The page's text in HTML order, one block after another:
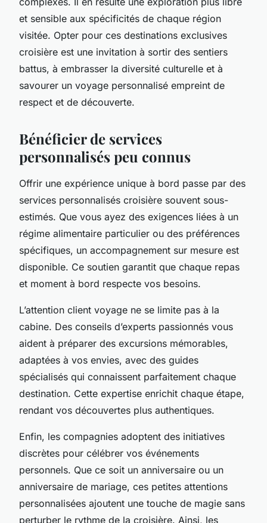
et sensible aux spécificités de chaque région
visitée. Opter pour ces destinations exclusives
croisière est une invitation à sortir des sentiers
battus, à embrasser la diversité culturelle et à
savourer un voyage personnalisé empreint de
respect et de découverte.
Bénéficier de services
personnalisés peu connus
Offrir une expérience unique à bord passe par des
services personnalisés croisière souvent sous-
estimés. Que vous ayez des exigences liées à un
régime alimentaire particulier ou des préférences
spécifiques, un accompagnement sur mesure est
disponible. Ce soutien garantit que chaque repas
et moment à bord respecte vos besoins.
L’attention client voyage ne se limite pas à la
cabine. Des conseils d’experts passionnés vous
aident à préparer des excursions mémorables,
adaptées à vos envies, avec des guides
spécialisés qui connaissent parfaitement chaque
destination. Cette expertise enrichit chaque étape,
rendant vos découvertes plus authentiques.
Enfin, les compagnies adoptent des initiatives
discrètes pour célébrer vos événements
personnels. Que ce soit un anniversaire ou un
anniversaire de mariage, ces petites attentions
personnalisées ajoutent une touche de magie sans
perturber le rythme de la croisière. Ainsi, les